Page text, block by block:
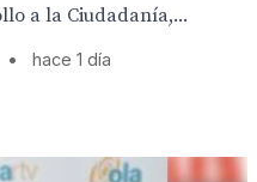
a la Ciudadanía,...
• hace 1 día